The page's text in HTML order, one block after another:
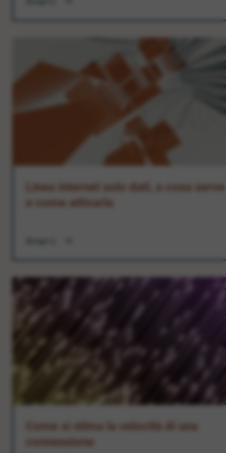
Linea internet solo dati, a cosa serve
e come attivarla
Come si stima la velocità di una
connessione